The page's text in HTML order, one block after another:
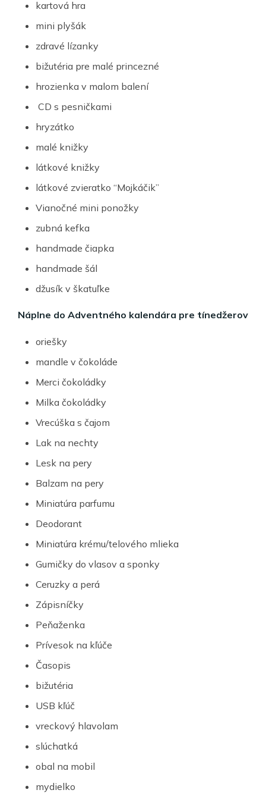
kartová hra
mini plyšák
zdravé lízanky
bižutéria pre malé princezné
hrozienka v malom balení
CD s pesničkami
hryzátko
malé knižky
látkové knižky
látkové zvieratko “Mojkáčik”
Vianočné mini ponožky
zubná kefka
handmade čiapka
handmade šál
džusík v škatuľke
Náplne do Adventného kalendára pre tínedžerov
oriešky
mandle v čokoláde
Merci čokoládky
Milka čokoládky
Vrecúška s čajom
Lak na nechty
Lesk na pery
Balzam na pery
Miniatúra parfumu
Deodorant
Miniatúra krému/telového mlieka
Gumičky do vlasov a sponky
Ceruzky a perá
Zápisníčky
Peňaženka
Prívesok na kľúče
Časopis
bižutéria
USB kľúč
vreckový hlavolam
slúchatká
obal na mobil
mydielko